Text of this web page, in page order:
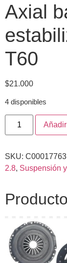
Axial
T60
$21.000
4 disponibles
SKU: C00017763
2.8, Suspensión